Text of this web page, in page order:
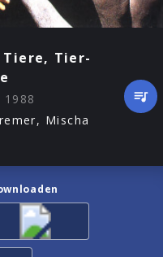
Tiere, Tier-
Mischa